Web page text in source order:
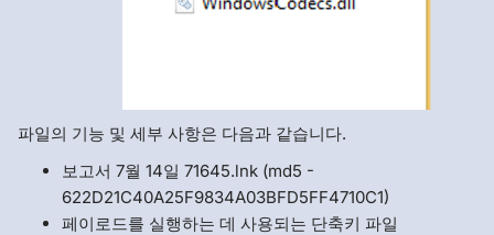
파일의 기능 및 세부 사항은 다음과 같습니다.
보고서 7월 14일 71645.lnk (md5 -
622D21C40A25F9834A03BFD5FF4710C1)
페이로드를 실행하는 데 사용되는 단축키 파일